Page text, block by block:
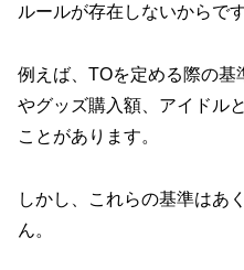
ルールが存在しないからです
例えば、TOを定める際の基
やグッズ購入額、アイドル
ことがあります。
しかし、これらの基準はあ
ん。